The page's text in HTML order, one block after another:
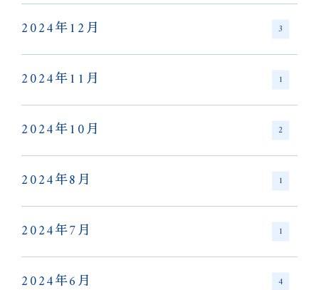
2024年12月 3
2024年11月 1
2024年10月 2
2024年8月 1
2024年7月 1
2024年6月 4